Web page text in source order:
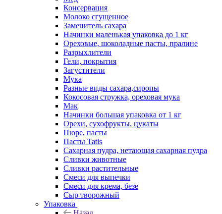
Консервация
Молоко сгущенное
Заменитель сахара
Начинки маленькая упаковка до 1 кг
Ореховые, шоколадные пасты, пралине
Разрыхлители
Гели, покрытия
Загустители
Мука
Разные виды сахара,сиропы
Кокосовая стружка, ореховая мука
Мак
Начинки большая упаковка от 1 кг
Орехи, сухофрукты, цукаты
Пюре, пасты
Пасты Tatis
Сахарная пудра, нетающая сахарная пудра
Сливки животные
Сливки растительные
Смеси для выпечки
Смеси для крема, безе
Сыр творожный
Упаковка